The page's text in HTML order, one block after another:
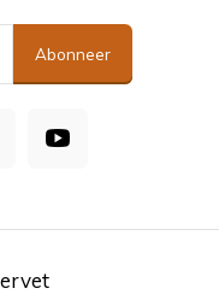
Abonneer